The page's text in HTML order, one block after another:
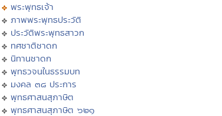
พระพุทธเจ้า
ภาพพระพุทธประวัติ
ประวัติพระพุทธสาวก
ทศชาติชาดก
นิทานชาดก
พุทธวจนในธรรมบท
มงคล ๓๘ ประการ
พุทธศาสนสุภาษิต
พุทธศาสนสุภาษิต ๖๒๑